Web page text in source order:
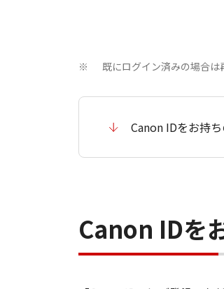
※ 既にログイン済みの場合は
Canon IDをお持
Canon IDを